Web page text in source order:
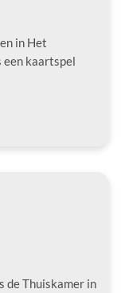
in Het
een kaartspel
de Thuiskamer in